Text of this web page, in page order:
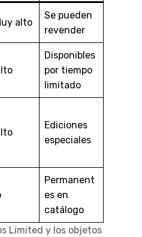
alto
Se pueden
revender
Disponibles
por tiempo
limitado
Ediciones
especiales
Permanent
es en
catálogo
Limited y los objetos